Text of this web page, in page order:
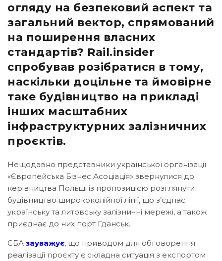
огляду на безпековий аспект та
загальний вектор, спрямований
на поширення власних
стандартів? Rail.insider
спробував розібратися в тому,
наскільки доцільне та ймовірне
таке будівництво на прикладі
інших масштабних
інфраструктурних залізничних
проєктів.
Нещодавно представники української організації
«Європейська Бізнес Асоціація» звернулися до
керівництва Польщі із пропозицією розглянути
будівництво ширококолійної лінії, що з’єднає
українську та литовську залізничні мережі, а також
приєднає до них порт Гданськ.
ЄБА зауважує, що приводом для обговорення
реалізації проєкту є складна ситуація з експортом